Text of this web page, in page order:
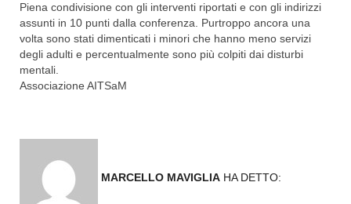
Piena condivisione con gli interventi riportati e con gli indirizzi
assunti in 10 punti dalla conferenza. Purtroppo ancora una
volta sono stati dimenticati i minori che hanno meno servizi
degli adulti e percentualmente sono più colpiti dai disturbi
mentali.
Associazione AITSaM
MARCELLO MAVIGLIA HA DETTO: